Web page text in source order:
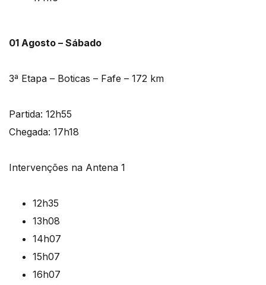
01 Agosto – Sábado
3ª Etapa – Boticas – Fafe – 172 km
Partida: 12h55
Chegada: 17h18
Intervenções na Antena 1
12h35
13h08
14h07
15h07
16h07